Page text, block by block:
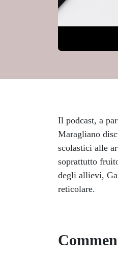
Il podcast, a
Maragliano
scolastici alle
soprattutto
degli allievi,
reticolare.